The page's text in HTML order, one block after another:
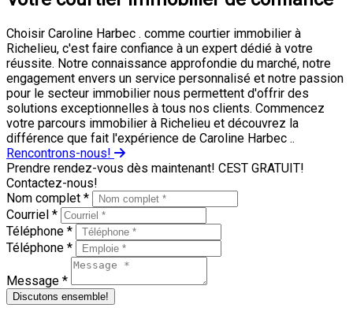
Choisir Caroline Harbec . comme courtier immobilier à
Richelieu, c'est faire confiance à un expert dédié à votre
réussite. Notre connaissance approfondie du marché, notre
engagement envers un service personnalisé et notre passion
pour le secteur immobilier nous permettent d'offrir des
solutions exceptionnelles à tous nos clients. Commencez
votre parcours immobilier à Richelieu et découvrez la
différence que fait l'expérience de Caroline Harbec ..
Rencontrons-nous!
Prendre rendez-vous dès maintenant! CEST GRATUIT!
Contactez-nous!
Nom complet *
Courriel *
Téléphone *
Téléphone *
Message *
Discutons ensemble!